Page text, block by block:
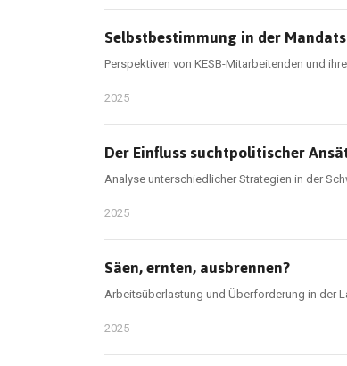
Selbstbestimmung in der
Perspektiven von KESB-Mitarbeitenden und
2025
Der Einfluss suchtpolitischer
Analyse unterschiedlicher Strategien in der
2025
Säen, ernten, ausbrennen?
Arbeitsüberlastung und Überforderung in der
2025